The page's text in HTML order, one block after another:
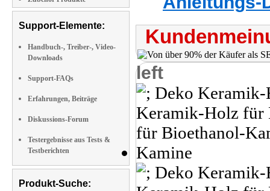
Support-Elemente:
Handbuch-, Treiber-, Video-
Downloads
Support-FAQs
Erfahrungen, Beiträge
Diskussions-Forum
Testergebnisse aus Tests &
Testberichten
Produkt-Suche:
left